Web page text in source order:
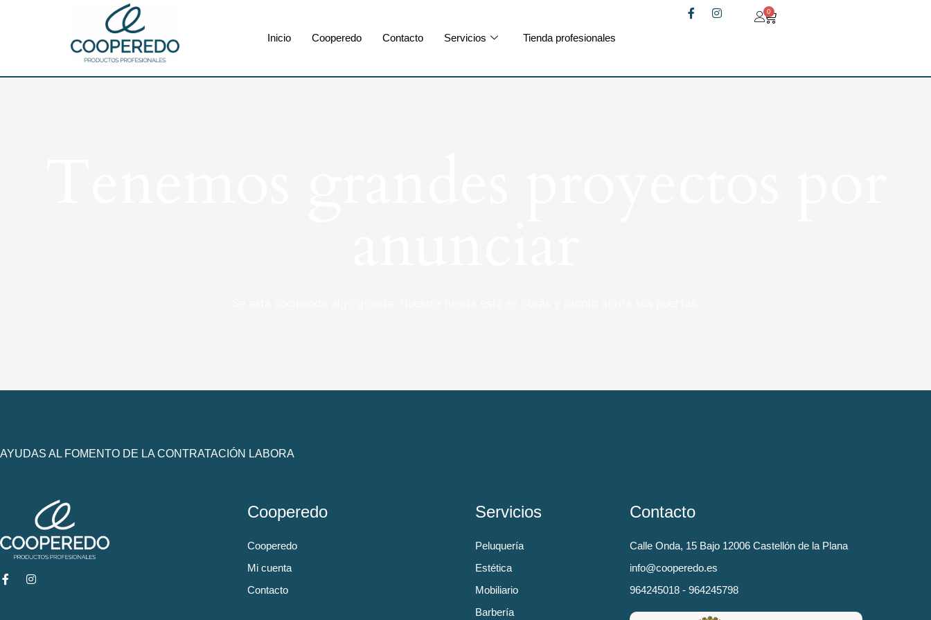
Inicio Cooperedo Contacto Servicios Tienda profesionales
0
AYUDAS AL FOMENTO DE LA CONTRATACIÓN LABORA
Cooperedo
Cooperedo
Mi cuenta
Contacto
Servicios
Peluquería
Estética
Mobiliario
Barbería
Contacto
Calle Onda, 15 Bajo 12006 Castellón de la Plana
info@cooperedo.es
964245018 - 964245798